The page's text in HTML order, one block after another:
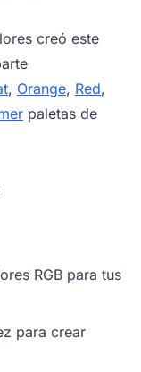
creó este
, Orange, Red,
paletas de
RGB para tus
para crear